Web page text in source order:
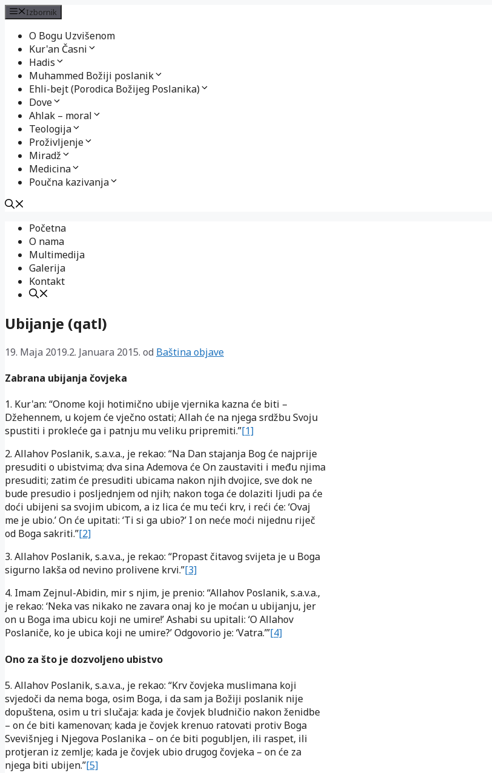
Izbornik
O Bogu Uzvišenom
Kur'an Časni
Hadis
Muhammed Božiji poslanik
Ehli-bejt (Porodica Božijeg Poslanika)
Dove
Ahlak – moral
Teologija
Proživljenje
Miradž
Medicina
Poučna kazivanja
sadržaj
Početna
O nama
Multimedija
Galerija
Kontakt
Ubijanje (qatl)
19. Maja 2019.2. Januara 2015. od Baština objave
Zabrana ubijanja čovjeka
1. Kur'an: “Onome koji hotimično ubije vjernika kazna će biti –
Džehennem, u kojem će vječno ostati; Allah će na njega srdžbu Svoju
spustiti i prokleće ga i patnju mu veliku pripremiti.”[1]
2. Allahov Poslanik, s.a.v.a., je rekao: “Na Dan stajanja Bog će najprije
presuditi o ubistvima; dva sina Ademova će On zaustaviti i među njima
presuditi; zatim će presuditi ubicama nakon njih dvojice, sve dok ne
bude presudio i posljednjem od njih; nakon toga će dolaziti ljudi pa će
doći ubijeni sa svojim ubicom, a iz lica će mu teći krv, i reći će: ‘Ovaj
me je ubio.’ On će upitati: ‘Ti si ga ubio?’ I on neće moći nijednu riječ
od Boga sakriti.”[2]
3. Allahov Poslanik, s.a.v.a., je rekao: “Propast čitavog svijeta je u Boga
sigurno lakša od nevino prolivene krvi.”[3]
4. Imam Zejnul-Abidin, mir s njim, je prenio: “Allahov Poslanik, s.a.v.a.,
je rekao: ‘Neka vas nikako ne zavara onaj ko je moćan u ubijanju, jer
on u Boga ima ubicu koji ne umire!’ Ashabi su upitali: ‘O Allahov
Poslaniče, ko je ubica koji ne umire?’ Odgovorio je: ‘Vatra.’”[4]
Ono za što je dozvoljeno ubistvo
5. Allahov Poslanik, s.a.v.a., je rekao: “Krv čovjeka muslimana koji
svjedoči da nema boga, osim Boga, i da sam ja Božiji poslanik nije
dopuštena, osim u tri slučaja: kada je čovjek bludničio nakon ženidbe
– on će biti kamenovan; kada je čovjek krenuo ratovati protiv Boga
Svevišnjeg i Njegova Poslanika – on će biti pogubljen, ili raspet, ili
protjeran iz zemlje; kada je čovjek ubio drugog čovjeka – on će za
njega biti ubijen.”[5]